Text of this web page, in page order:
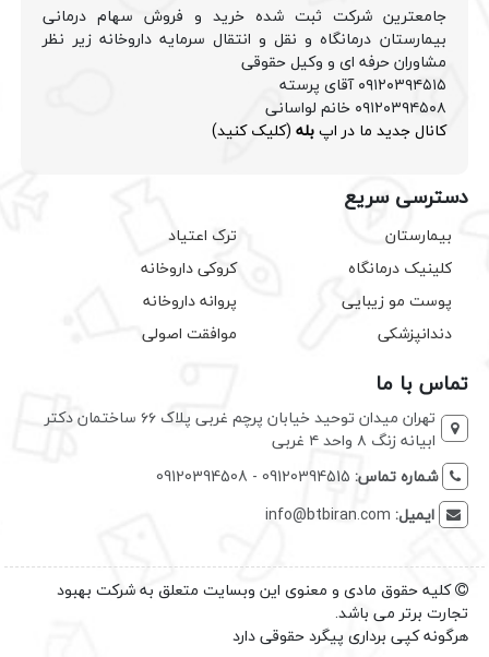
جامعترین شرکت ثبت شده خرید و فروش سهام درمانی
بیمارستان درمانگاه و نقل و انتقال سرمایه داروخانه زیر نظر
مشاوران حرفه ای و وکیل حقوقی
۰۹۱۲۰۳۹۴۵۱۵ آقای پرسته
۰۹۱۲۰۳۹۴۵۰۸ خانم لواسانی
کانال جدید ما در اپبله (کلیک کنید)
دسترسی سریع
بیمارستان
کلینیک درمانگاه
پوست مو زیبایی
دندانپزشکی
ترک اعتیاد
کروکی داروخانه
پروانه داروخانه
موافقت اصولی
تماس با ما
تهران میدان توحید خیابان پرچم غربی پلاک ۶۶ ساختمان دکتر
ابیانه زنگ ۸ واحد ۴ غربی
شماره تماس: 09120394515 - 09120394508
ایمیل: info@btbiran.com
کلیه حقوق مادی و معنوی این وبسایت متعلق به شرکت بهبود
تجارت برتر می باشد.
هرگونه کپی برداری پیگرد حقوقی دارد